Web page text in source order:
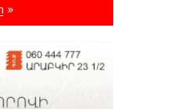
են.
»